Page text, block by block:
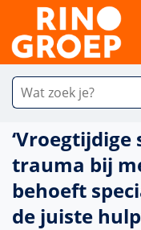
trauma bij
behoeft
de juiste